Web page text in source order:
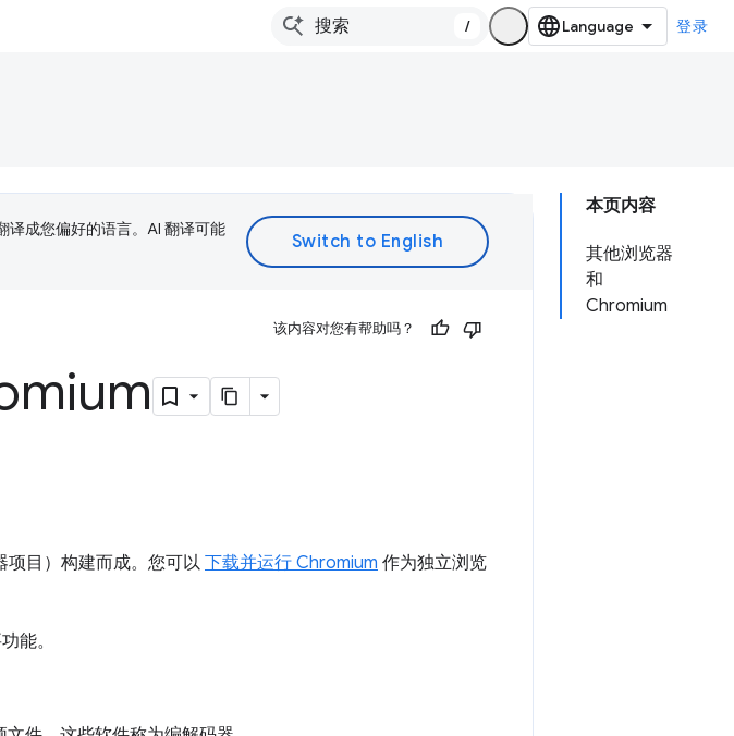
/ 登录
本页内容
其他浏览器
和
Chromium
译成您偏好的语言。AI 翻译可能
该内容对您有帮助吗？
项目）构建而成。您可以 下载并运行 Chromium 作为独立浏览
能。